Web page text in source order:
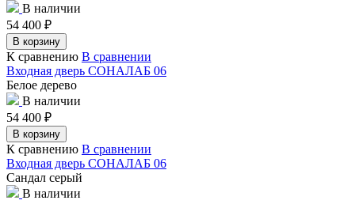
В наличии
54 400 ₽
В корзину
К сравнению В сравнении
Входная дверь СОНАЛАБ 06
Белое дерево
В наличии
54 400 ₽
В корзину
К сравнению В сравнении
Входная дверь СОНАЛАБ 06
Сандал серый
В наличии